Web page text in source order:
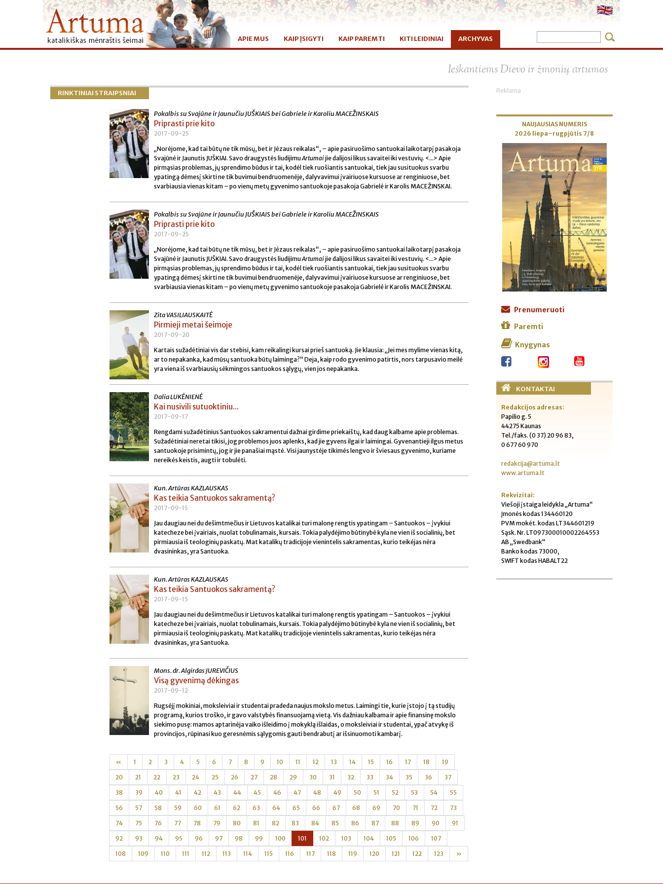
APIE MUS KAIP ĮSIGYTI KAIP PAREMTI KITI LEIDINIAI ARCHYVAS
Ieškantiems Dievo ir žmonių artumos
RINKTINIAI STRAIPSNIAI
Pokalbis su Svajūne ir Jaunučiu JUŠKIAIS bei Gabriele ir Karoliu MACEŽINSKAIS
Priprasti prie kito
2017-09-25
„Norėjome, kad tai būtų ne tik mūsų, bet ir Jėzaus reikalas“, – apie pasiruošimo santuokai laikotarpį pasakoja
Svajūnė ir Jaunutis JUŠKIAI. Savo draugystės liudijimuArtumaijie dalijosi likus savaitei iki vestuvių. <...> Apie
pirmąsias problemas, jų sprendimo būdus ir tai, kodėl tiek ruošiantis santuokai, tiek jau susituokus svarbu
ypatingą dėmesį skirti ne tik buvimui bendruomenėje, dalyvavimui įvairiuose kursuose ar renginiuose, bet
svarbiausia vienas kitam – po vienų metų gyvenimo santuokoje pasakoja Gabrielė ir Karolis MACEŽINSKAI.
Pokalbis su Svajūne ir Jaunučiu JUŠKIAIS bei Gabriele ir Karoliu MACEŽINSKAIS
Priprasti prie kito
2017-09-25
„Norėjome, kad tai būtų ne tik mūsų, bet ir Jėzaus reikalas“, – apie pasiruošimo santuokai laikotarpį pasakoja
Svajūnė ir Jaunutis JUŠKIAI. Savo draugystės liudijimuArtumaijie dalijosi likus savaitei iki vestuvių. <...> Apie
pirmąsias problemas, jų sprendimo būdus ir tai, kodėl tiek ruošiantis santuokai, tiek jau susituokus svarbu
ypatingą dėmesį skirti ne tik buvimui bendruomenėje, dalyvavimui įvairiuose kursuose ar renginiuose, bet
svarbiausia vienas kitam – po vienų metų gyvenimo santuokoje pasakoja Gabrielė ir Karolis MACEŽINSKAI.
Zita VASILIAUSKAITĖ
Pirmieji metai šeimoje
2017-09-20
Kartais sužadėtiniai vis dar stebisi, kam reikalingi kursai prieš santuoką. Jie klausia: „Jei mes mylime vienas kitą,
ar to nepakanka, kad mūsų santuoka būtų laiminga?“ Deja, kaip rodo gyvenimo patirtis, nors tarpusavio meilė
yra viena iš svarbiausių sėkmingos santuokos sąlygų, vien jos nepakanka.
Dalia LUKĖNIENĖ
Kai nusivili sutuoktiniu...
2017-09-17
Rengdami sužadėtinius Santuokos sakramentui dažnai girdime priekaištų, kad daug kalbame apie problemas.
Sužadėtiniai neretai tikisi, jog problemos juos aplenks, kad jie gyvens ilgai ir laimingai. Gyvenantieji ilgus metus
santuokoje prisimintų, jog ir jie panašiai mąstė. Visi jaunystėje tikimės lengvo ir šviesaus gyvenimo, kuriame
nereikės keistis, augti ir tobulėti.
Kun. Artūras KAZLAUSKAS
Kas teikia Santuokos sakramentą?
2017-09-15
Jau daugiau nei du dešimtmečius ir Lietuvos katalikai turi malonę rengtis ypatingam – Santuokos – įvykiui
katecheze bei įvairiais, nuolat tobulinamais, kursais. Tokia palydėjimo būtinybė kyla ne vien iš socialinių, bet
pirmiausia iš teologinių paskatų. Mat katalikų tradicijoje vienintelis sakramentas, kurio teikėjas nėra
dvasininkas, yra Santuoka.
Kun. Artūras KAZLAUSKAS
Kas teikia Santuokos sakramentą?
2017-09-15
Jau daugiau nei du dešimtmečius ir Lietuvos katalikai turi malonę rengtis ypatingam – Santuokos – įvykiui
katecheze bei įvairiais, nuolat tobulinamais, kursais. Tokia palydėjimo būtinybė kyla ne vien iš socialinių, bet
pirmiausia iš teologinių paskatų. Mat katalikų tradicijoje vienintelis sakramentas, kurio teikėjas nėra
dvasininkas, yra Santuoka.
Mons. dr. Algirdas JUREVIČIUS
Visą gyvenimą dėkingas
2017-09-12
Rugsėjį mokiniai, moksleiviai ir studentai pradeda naujus mokslo metus. Laimingi tie, kurie įstojo į tą studijų
programą, kurios troško, ir gavo valstybės finansuojamą vietą. Vis dažniau kalbama ir apie finansinę mokslo
siekimo pusę: mamos aptarinėja vaiko išleidimo į mokyklą išlaidas, o moksleiviai ir studentai, ypač atvykę iš
provincijos, rūpinasi kuo geresnėmis sąlygomis gauti bendrabutį ar išsinuomoti kambarį.
« 1 2 3 4 5 6 7 8 9 10 11 12 13 14 15 16 17 18 19
20 21 22 23 24 25 26 27 28 29 30 31 32 33 34 35 36 37
38 39 40 41 42 43 44 45 46 47 48 49 50 51 52 53 54 55
56 57 58 59 60 61 62 63 64 65 66 67 68 69 70 71 72 73
74 75 76 77 78 79 80 81 82 83 84 85 86 87 88 89 90 91
92 93 94 95 96 97 98 99 100 101 102 103 104 105 106 107
108 109 110 111 112 113 114 115 116 117 118 119 120 121 122 123 »
Reklama
NAUJAUSIAS NUMERIS
2026 liepa–rugpjūtis 7/8
Prenumeruoti
Paremti
Knygynas
KONTAKTAI
Redakcijos adresas:
Papilio g. 5
44275 Kaunas
Tel./faks. (0 37) 20 96 83,
0 677 60 970
redakcija@artuma.lt
www.artuma.lt
Rekvizitai:
Viešoji įstaiga leidykla „Artuma“
Įmonės kodas 134460120
PVM mokėt. kodas LT344601219
Sąsk. Nr. LT097300010002264553
AB „Swedbank“
Banko kodas 73000,
SWIFT kodas HABALT22